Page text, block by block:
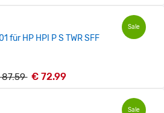
Sale
für HP HPI P S TWR SFF
€ 72.99
Sale